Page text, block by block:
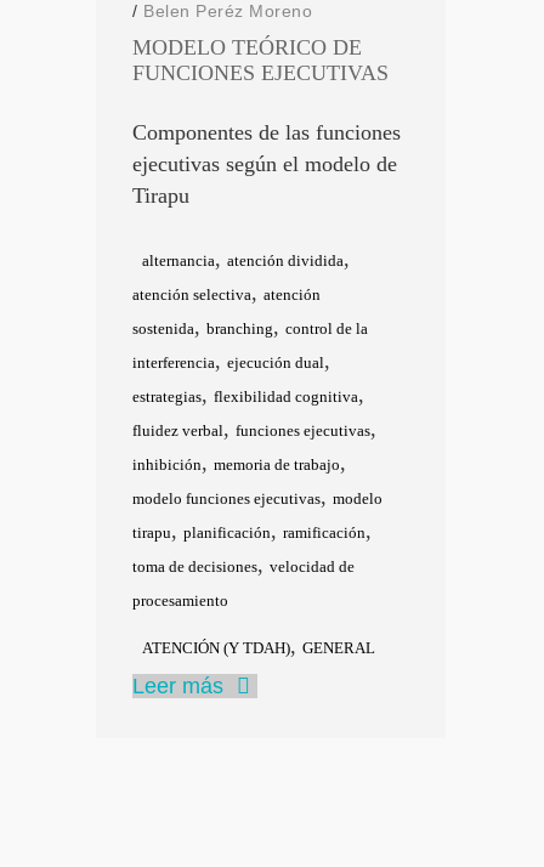
/ Belen Peréz Moreno
MODELO TEÓRICO DE
FUNCIONES EJECUTIVAS
Componentes de las funciones
ejecutivas según el modelo de
Tirapu
alternancia, atención dividida,
atención selectiva, atención
sostenida, branching, control de la
interferencia, ejecución dual,
estrategias, flexibilidad cognitiva,
fluidez verbal, funciones ejecutivas,
inhibición, memoria de trabajo,
modelo funciones ejecutivas, modelo
tirapu, planificación, ramificación,
toma de decisiones, velocidad de
procesamiento
ATENCIÓN (Y TDAH), GENERAL
Leer más